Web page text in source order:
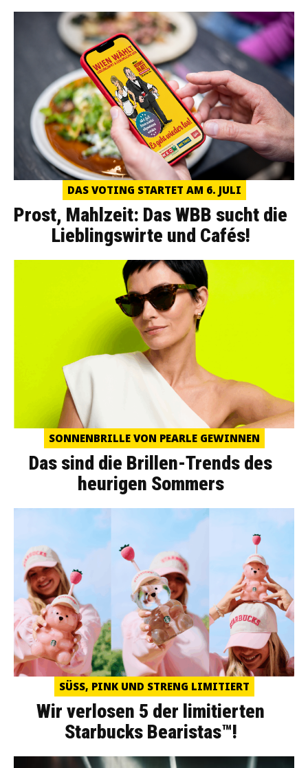
DAS VOTING STARTET AM 6. JULI
Prost, Mahlzeit: Das WBB sucht die
Lieblingswirte und Cafés!
SONNENBRILLE VON PEARLE GEWINNEN
Das sind die Brillen-Trends des
heurigen Sommers
SÜSS, PINK UND STRENG LIMITIERT
Wir verlosen 5 der limitierten
Starbucks Bearistas™!